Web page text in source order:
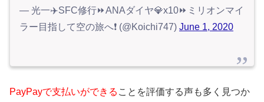
— 光一✈️SFC修行⏩ANAダイヤ💎x10⏩ミリオンマイ
ラー目指して空の旅へ❗ (@Koichi747) June 1, 2020
PayPayで支払いができる ことを評価する声も多く見つか